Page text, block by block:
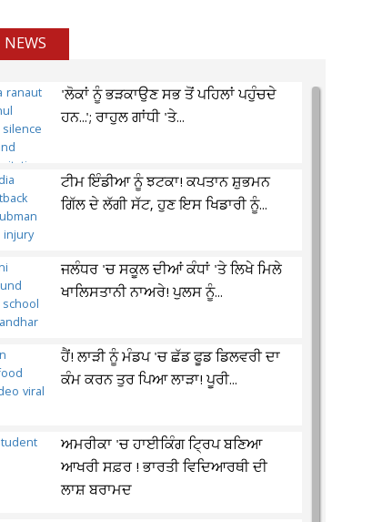
'ਲੋਕਾਂ ਨੂੰ ਭੜਕਾਉਣ ਸਭ ਤੋਂ ਪਹਿਲਾਂ ਪਹੁੰਚਦੇ
ਹਨ...'; ਰਾਹੁਲ ਗਾਂਧੀ 'ਤੇ...
ਟੀਮ ਇੰਡੀਆ ਨੂੰ ਝਟਕਾ! ਕਪਤਾਨ ਸ਼ੁਭਮਨ
ਗਿੱਲ ਦੇ ਲੱਗੀ ਸੱਟ, ਹੁਣ ਇਸ ਖਿਡਾਰੀ ਨੂੰ...
ਜਲੰਧਰ 'ਚ ਸਕੂਲ ਦੀਆਂ ਕੰਧਾਂ 'ਤੇ ਲਿਖੇ ਮਿਲੇ
ਖਾਲਿਸਤਾਨੀ ਨਾਅਰੇ! ਪੁਲਸ ਨੂੰ...
ਹੈਂ! ਲਾੜੀ ਨੂੰ ਮੰਡਪ 'ਚ ਛੱਡ ਫੂਡ ਡਿਲਵਰੀ ਦਾ
ਕੰਮ ਕਰਨ ਤੁਰ ਪਿਆ ਲਾੜਾ! ਪੂਰੀ...
ਅਮਰੀਕਾ 'ਚ ਹਾਈਕਿੰਗ ਟ੍ਰਿਪ ਬਣਿਆ
ਆਖਰੀ ਸਫ਼ਰ ! ਭਾਰਤੀ ਵਿਦਿਆਰਥੀ ਦੀ
ਲਾਸ਼ ਬਰਾਮਦ